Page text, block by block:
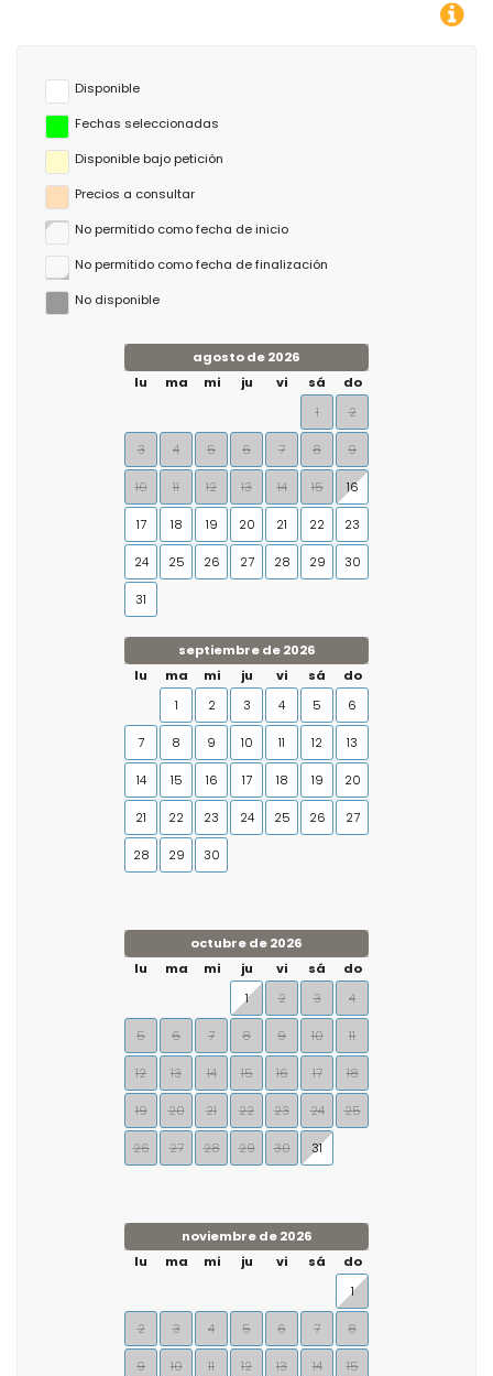
¡Puede calcular el precio
Disponible
Fechas seleccionadas
Disponible bajo petición
Precios a consultar
No permitido como fecha de inicio
No permitido como fecha de finalización
No disponible
agosto de 2026
lu
ma mi ju vi sá
do
1
2
3 4 5 6 7 8 9
10 11 12 13 14 15 16
17 18 19 20 21 22 23
24 25 26 27 28 29 30
31
septiembre de 2026
lu
ma mi ju vi sá
do
1
2 3 4 5 6
7 8 9 10 11 12 13
14 15 16 17 18 19 20
21 22 23 24 25 26 27
28 29 30
octubre de 2026
lu
ma mi ju vi sá
do
1
2 3 4
5 6 7 8 9 10 11
12 13 14 15 16 17 18
19 20 21 22 23 24 25
26 27 28 29 30 31
noviembre de 2026
lu
ma mi ju vi sá
do
1
2 3 4 5 6 7 8
9 10 11 12 13 14 15